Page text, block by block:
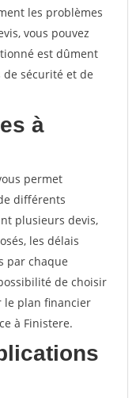
les problèmes
vous pouvez
est dûment
sécurité et de
à
permet
différents
plusieurs devis,
les délais
par chaque
de choisir
le plan financier
à Finistere.